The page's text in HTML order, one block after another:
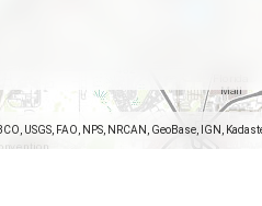
USGS, FAO, NPS, NRCAN, GeoBase, IGN,